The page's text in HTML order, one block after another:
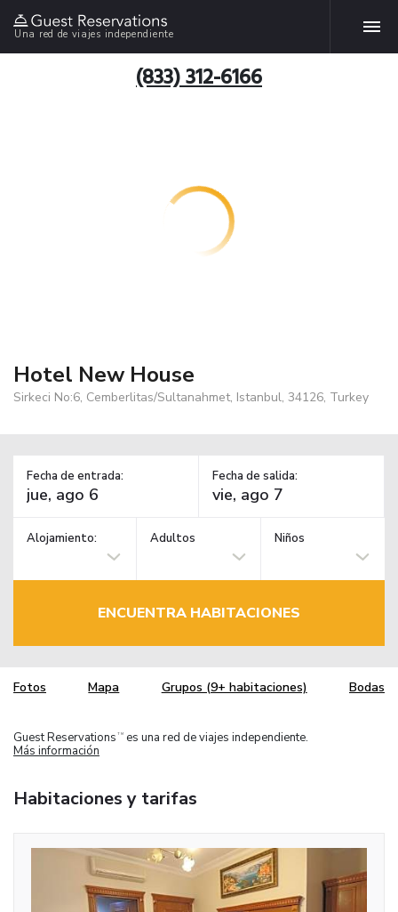
Una red de viajes independiente
(833) 312-6166
Hotel New House
Sirkeci No:6, Cemberlitas/Sultanahmet, Istanbul, 34126, Turkey
Fecha de entrada: Fecha de salida:
Alojamiento: Adultos Niños
ENCUENTRA HABITACIONES
Fotos Mapa Grupos (9+ habitaciones) Bodas
Guest Reservations TM
es una red de viajes independiente.
Más información
Habitaciones y tarifas